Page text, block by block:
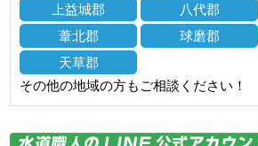
上益城郡
八代郡
葦北郡
球磨郡
天草郡
その他の地域の方もご相談ください！